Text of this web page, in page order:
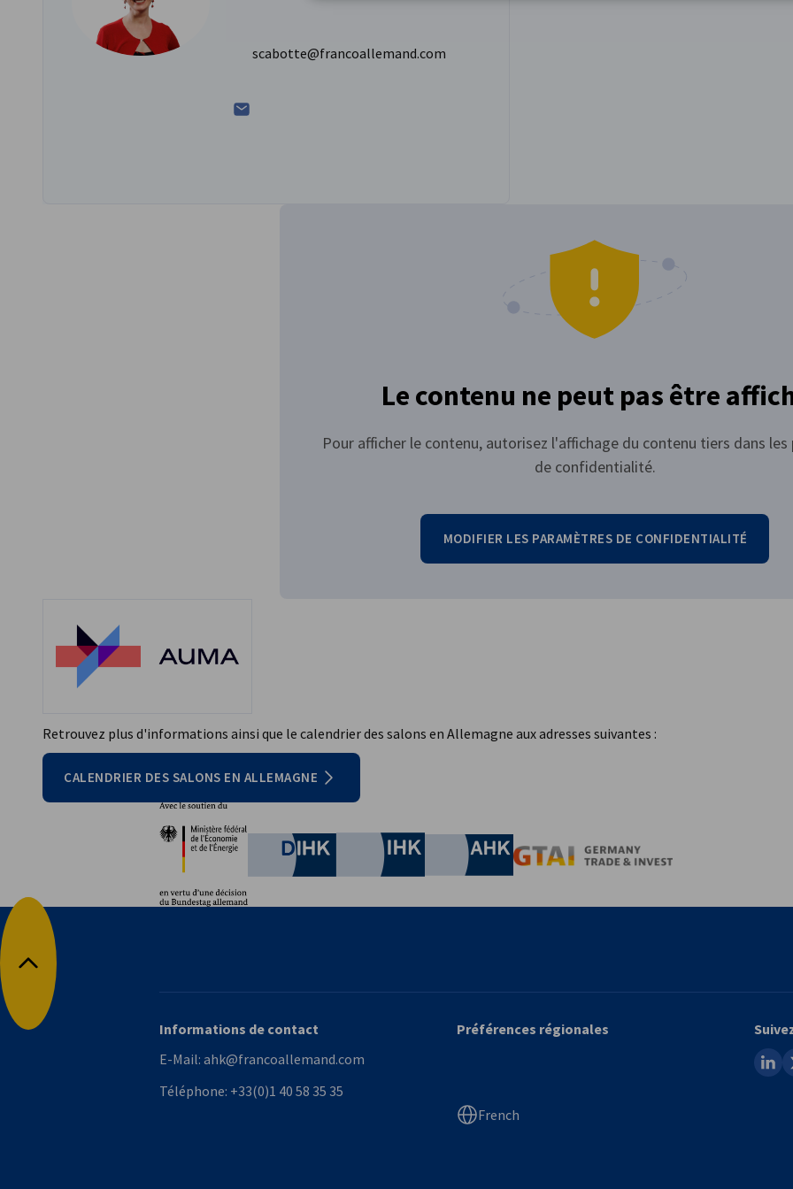
scabotte@francoallemand.com
Le contenu ne peut pas être
Pour afficher le contenu, autorisez l'affichage du contenu tiers dans
de confidentialité.
MODIFIER LES PARAMÈTRES DE CONFIDENTIALITÉ
Retrouvez plus d'informations ainsi que le calendrier des salons en Allemagne aux adresses suivantes :
CALENDRIER DES SALONS EN ALLEMAGNE
Partenaires
German Chamber of Commerce and Industry
Chamber of Commerce and Industry
AHK.de
Retour en haut
Informations de contact
E-Mail: ahk@francoallemand.com
Téléphone: +33(0)1 40 58 35 35
Préférences régionales
French